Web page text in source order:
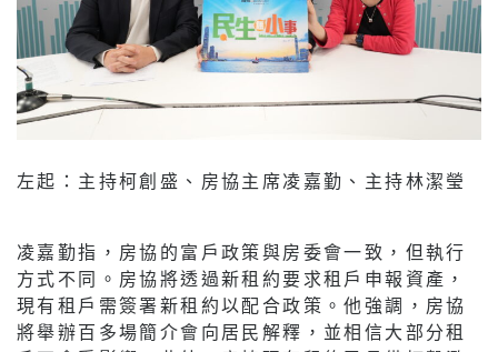
左起：主持柯創盛、房協主席凌嘉勤、主持林潔瑩
凌嘉勤指，房協的富戶政策與房委會一致，但執行
方式不同。房協將透過新租約要求租戶申報資產，
現有租戶需簽署新租約以配合政策。他強調，房協
將舉辦百多場簡介會向居民解釋，並相信大部分租